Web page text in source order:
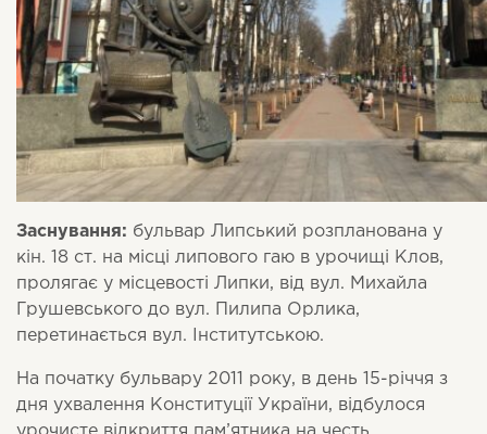
Заснування: бульвар Липський розпланована у
кін. 18 ст. на місці липового гаю в урочищі Клов,
пролягає у місцевості Липки, від вул. Михайла
Грушевського до вул. Пилипа Орлика,
перетинається вул. Інститутською.
На початку бульвару 2011 року, в день 15-річчя з
дня ухвалення Конституції України, відбулося